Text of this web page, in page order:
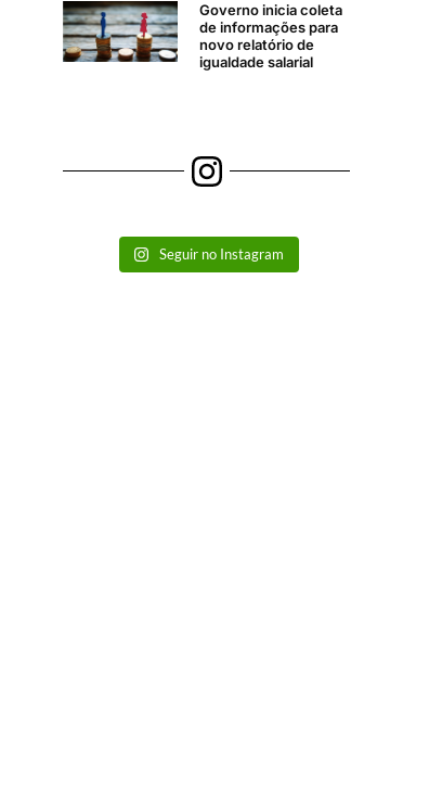
Governo inicia coleta
de informações para
novo relatório de
igualdade salarial
Seguir no Instagram